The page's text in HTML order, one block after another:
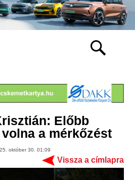
Előbb
a mérkőzést
október 30. 01:09
Vissza a címlapra